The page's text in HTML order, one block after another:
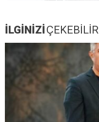
İLGİNİZİÇEKEBİLİR